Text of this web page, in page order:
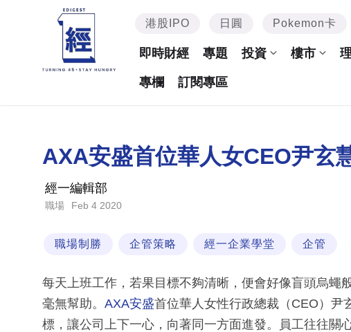
港股IPO 日圓 Pokemon卡
即時財經 專題 投資 樓市
專欄 訂閱專區
AXA安盛首位華人女CEO尹玄
經一編輯部
職場 Feb 4 2020
職場制勝 企管策略 經一企業學堂 企管
每天上班工作，若果目標不夠清晰，便會好像盲頭烏蠅
毫無幫助。 AXA安盛首位華人女性行政總裁（CEO）尹
標，讓公司上下一心，向著同一方面進發。員工往往關